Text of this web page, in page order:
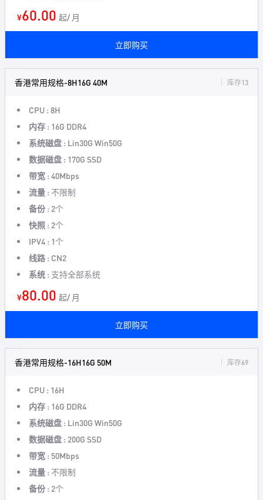
¥60.00 起/ 月
立即购买
香港常用规格-8H16G 40M 库存13
CPU : 8H
内存 : 16G DDR4
系统磁盘 : Lin30G Win50G
数据磁盘 : 170G SSD
带宽 : 40Mbps
流量 : 不限制
备份 : 2个
快照 : 2个
IPV4 : 1个
线路 : CN2
系统 : 支持全部系统
¥80.00 起/ 月
立即购买
香港常用规格-16H16G 50M 库存69
CPU : 16H
内存 : 16G DDR4
系统磁盘 : Lin30G Win50G
数据磁盘 : 200G SSD
带宽 : 50Mbps
流量 : 不限制
备份 : 2个